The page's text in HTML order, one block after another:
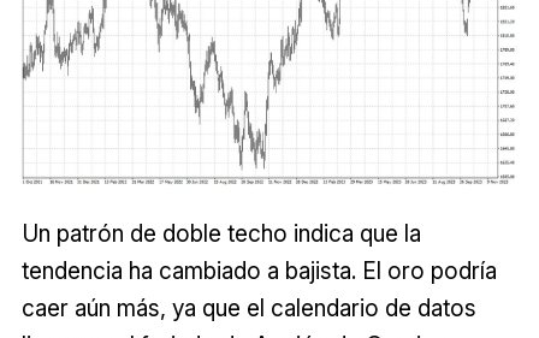
Un patrón de doble techo indica que la
tendencia ha cambiado a bajista. El oro podría
caer aún más, ya que el calendario de datos